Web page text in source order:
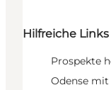
Hilfreiche Links
Prospekte
Odense